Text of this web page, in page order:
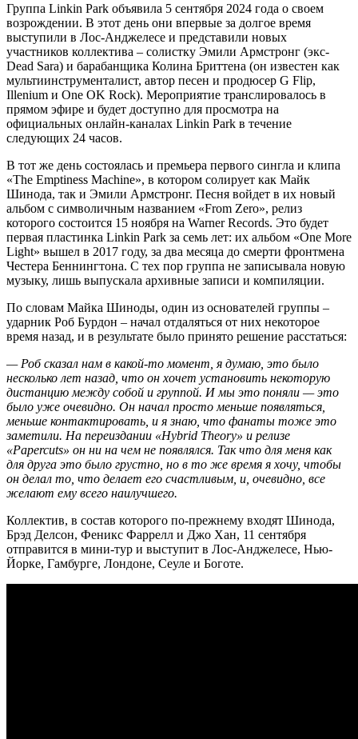
Группа Linkin Park объявила 5 сентября 2024 года о своем
возрождении. В этот день они впервые за долгое время
выступили в Лос-Анджелесе и представили новых
участников коллектива – солистку Эмили Армстронг (экс-
Dead Sara) и барабанщика Колина Бриттена (он известен как
мультиинструменталист, автор песен и продюсер G Flip,
Illenium и One OK Rock). Мероприятие транслировалось в
прямом эфире и будет доступно для просмотра на
официальных онлайн-каналах Linkin Park в течение
следующих 24 часов.
В тот же день состоялась и премьера первого сингла и клипа
«The Emptiness Machine», в котором солирует как Майк
Шинода, так и Эмили Армстронг. Песня войдет в их новый
альбом с символичным названием «From Zero», релиз
которого состоится 15 ноября на Warner Records. Это будет
первая пластинка Linkin Park за семь лет: их альбом «One More
Light» вышел в 2017 году, за два месяца до смерти фронтмена
Честера Беннингтона. С тех пор группа не записывала новую
музыку, лишь выпускала архивные записи и компиляции.
По словам Майка Шиноды, один из основателей группы –
ударник Роб Бурдон – начал отдаляться от них некоторое
время назад, и в результате было принято решение расстаться:
— Роб сказал нам в какой-то момент, я думаю, это было
несколько лет назад, что он хочет установить некоторую
дистанцию ​​между собой и группой. И мы это поняли — это
было уже очевидно. Он начал просто меньше появляться,
меньше контактировать, и я знаю, что фанаты тоже это
заметили. На переиздании «Hybrid Theory» и релизе
«Papercuts» он ни на чем не появлялся. Так что для меня как
для друга это было грустно, но в то же время я хочу, чтобы
он делал то, что делает его счастливым, и, очевидно, все
желают ему всего наилучшего.
Коллектив, в состав которого по-прежнему входят Шинода,
Брэд Делсон, Феникс Фаррелл и Джо Хан, 11 сентября
отправится в мини-тур и выступит в Лос-Анджелесе, Нью-
Йорке, Гамбурге, Лондоне, Сеуле и Боготе.